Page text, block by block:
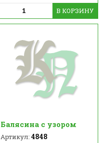
В КОРЗИНУ
Балясина с узором
Артикул: 4848